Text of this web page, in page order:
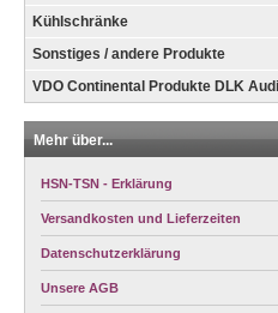
Kühlschränke
Sonstiges / andere Produkte
VDO Continental Produkte DLK
Mehr über...
HSN-TSN - Erklärung
Versandkosten und Lieferzeiten
Datenschutzerklärung
Unsere AGB